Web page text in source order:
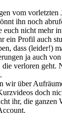
vom
ihn noch
nicht mehr
ein Profil auch
dass (leider!)
ja auch
verloren
wir über
doch
ihr, die ganzen